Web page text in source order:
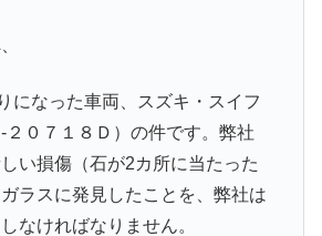
になった車両、スズキ・スイフ
２０７１８Ｄ）の件です。弊社
い損傷（石が2カ所に当たった
ラスに発見したことを、弊社は
なければなりません。